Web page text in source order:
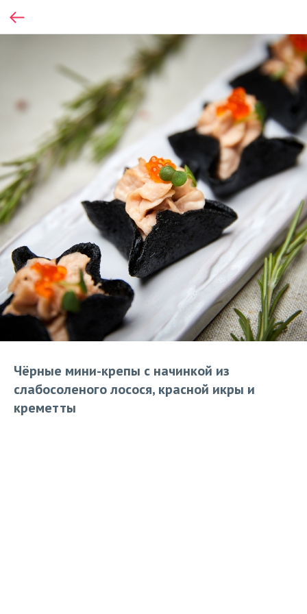
Чёрные мини-крепы с начинкой из
слабосоленого лосося, красной икры и
креметты